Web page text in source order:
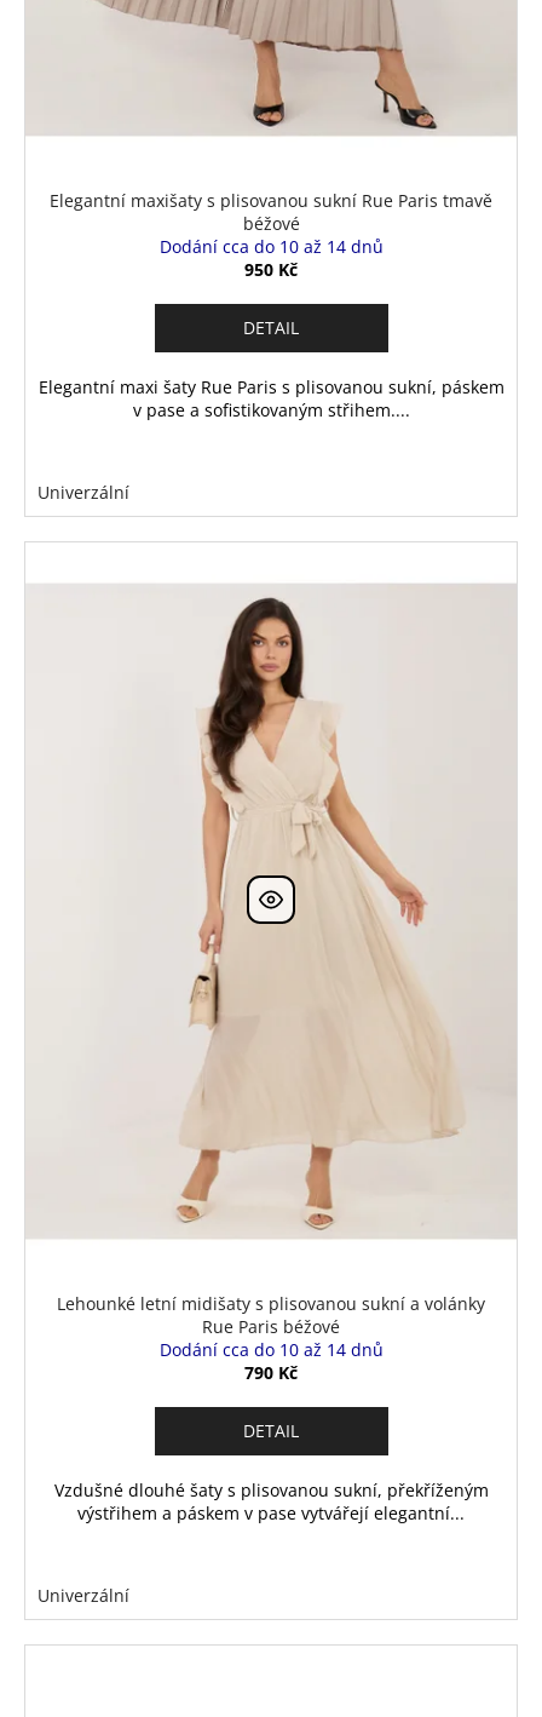
Elegantní maxišaty s plisovanou sukní Rue Paris tmavě
béžové
Dodání cca do 10 až 14 dnů
950 Kč
DETAIL
Elegantní maxi šaty Rue Paris s plisovanou sukní, páskem
v pase a sofistikovaným střihem....
Univerzální
Lehounké letní midišaty s plisovanou sukní a volánky
Rue Paris béžové
Dodání cca do 10 až 14 dnů
790 Kč
DETAIL
Vzdušné dlouhé šaty s plisovanou sukní, překříženým
výstřihem a páskem v pase vytvářejí elegantní...
Univerzální